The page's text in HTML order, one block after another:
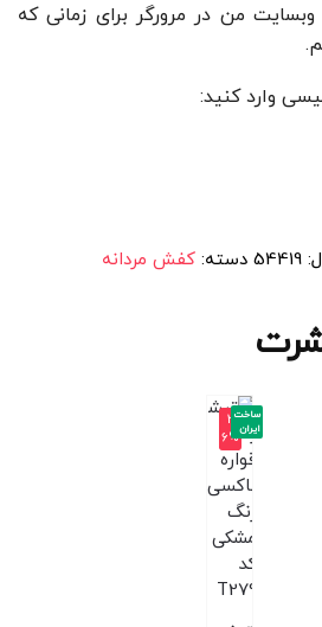
وبسایت من در مرورگر برای زمانی که
وارد کنید:
54419 دسته: کفش مردانه
-3
6%
ساخت
ایران